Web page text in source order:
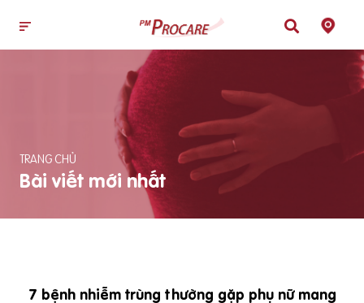
TRANG CHỦ
Bài viết mới nhất
7 bệnh nhiễm trùng thường gặp phụ nữ mang